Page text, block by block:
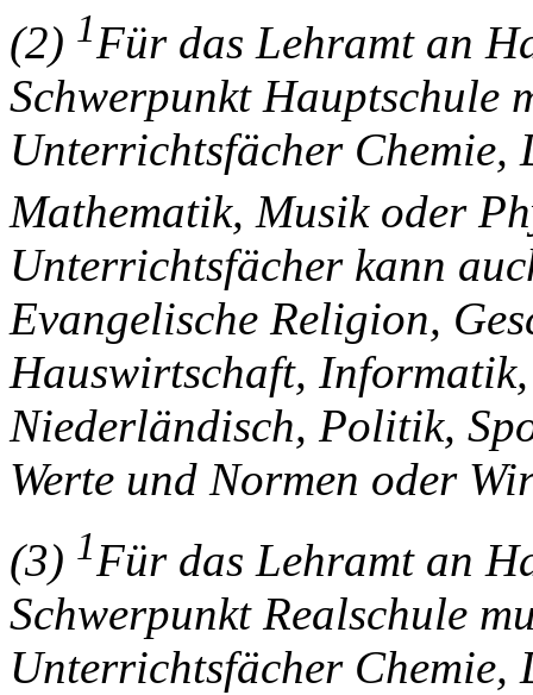
(2) 1Für das Lehramt an
Schwerpunkt Hauptschule
Unterrichtsfächer Chemie,
Mathematik, Musik oder
Unterrichtsfächer kann
Evangelische Religion,
Hauswirtschaft,
Niederländisch, Politik,
Werte und Normen oder
(3) 1Für das Lehramt an
Schwerpunkt Realschule
Unterrichtsfächer Chemie,